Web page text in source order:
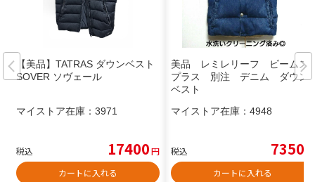
【美品】TATRAS ダウンベスト
SOVER ソヴェール
マイストア在庫： 3971
税込 17400円
カートに入れる
美品 レミレリーフ ビームス
プラス 別注 デニム ダウン
ベスト
マイストア在庫： 4948
税込 7350
カートに入れる